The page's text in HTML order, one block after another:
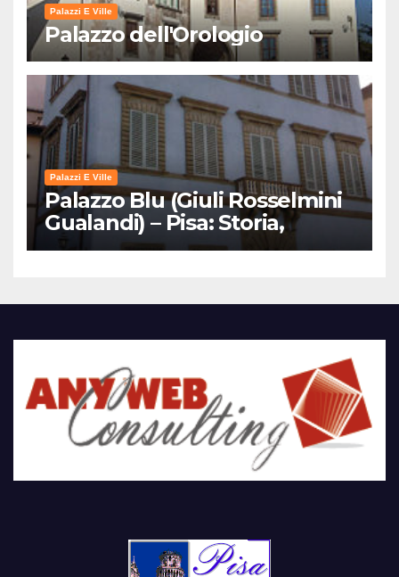
Palazzi E Ville
Palazzo dell'Orologio
Palazzi E Ville
Palazzo Blu (Giuli Rosselmini
Gualandi) – Pisa: Storia,
Mostre e Info Visita